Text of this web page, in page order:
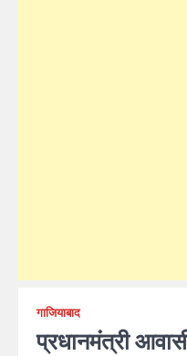
गाजियाबाद
प्रधानमंत्री